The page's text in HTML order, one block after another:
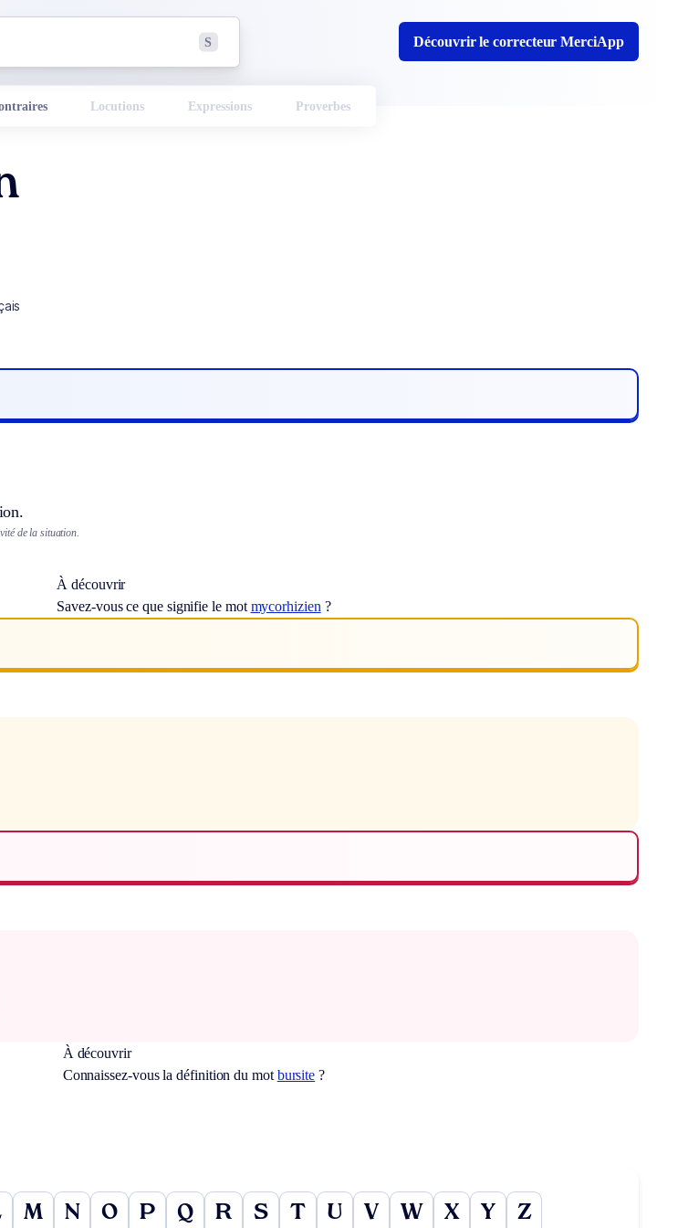
S Découvrir le correcteur MerciApp
Locutions Expressions Proverbes
de la situation.
À découvrir
Savez-vous ce que signifie le mot mycorhizien ?
À découvrir
Connaissez-vous la définition du mot bursite ?
M N O P Q R S T U V W X Y Z